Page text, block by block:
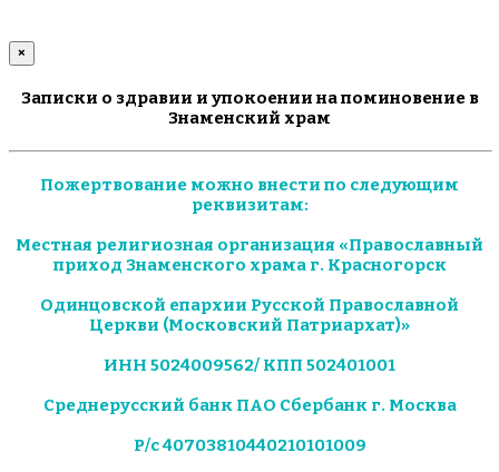
×
Записки о здравии и упокоении на поминовение в
Знаменский храм
Пожертвование можно внести по следующим
реквизитам:
Местная религиозная организация «Православный
приход Знаменского храма г. Красногорск
Одинцовской епархии Русской Православной
Церкви (Московский Патриархат)»
ИНН 5024009562/ КПП 502401001
Среднерусский банк ПАО Сбербанк г. Москва
Р/с 40703810440210101009